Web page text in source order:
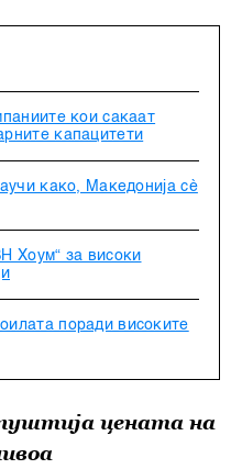
кои сакаат
капацитети
како, Македонија сѐ
Хоум“ за високи
поради високите
цената на